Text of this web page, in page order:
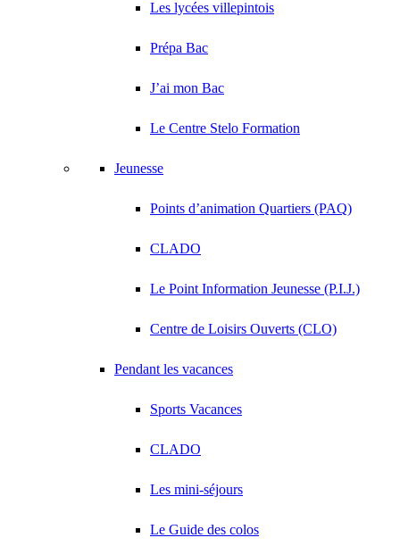
Les lycées villepintois
Prépa Bac
J’ai mon Bac
Le Centre Stelo Formation
Jeunesse
Points d’animation Quartiers (PAQ)
CLADO
Le Point Information Jeunesse (P.I.J.)
Centre de Loisirs Ouverts (CLO)
Pendant les vacances
Sports Vacances
CLADO
Les mini-séjours
Le Guide des colos